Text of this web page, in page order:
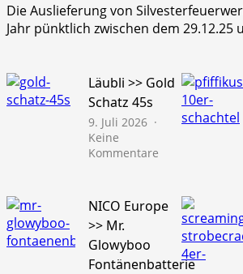
Die Auslieferung von
Jahr pünktlich zwischen dem 29.12.25
Läubli >> Gold
Schatz 45s
9. Juli 2026
Keine
Kommentare
Gold
Schatz
NICO Europe
>> Mr.
Glowyboo
Fontänenbatterie